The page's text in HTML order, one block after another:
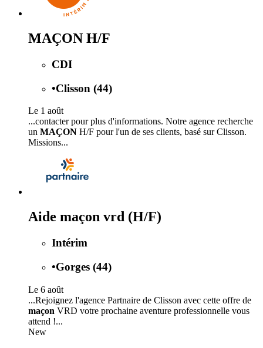
MAÇON H/F
CDI
•Clisson (44)
Le 1 août
...contacter pour plus d'informations. Notre agence recherche
un MAÇON H/F pour l'un de ses clients, basé sur Clisson.
Missions...
Aide maçon vrd (H/F)
Intérim
•Gorges (44)
Le 6 août
...Rejoignez l'agence Partnaire de Clisson avec cette offre de
maçon VRD votre prochaine aventure professionnelle vous
attend !...
New